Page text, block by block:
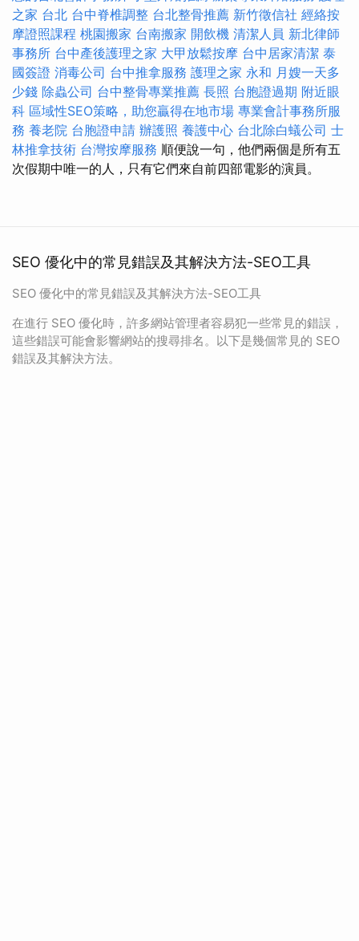
之家 台北 台中脊椎調整 台北整骨推薦 新竹徵信社 經絡按
摩證照課程 桃園搬家 台南搬家 開飲機 清潔人員 新北律師
事務所 台中產後護理之家 大甲放鬆按摩 台中居家清潔 泰
國簽證 消毒公司 台中推拿服務 護理之家 永和 月嫂一天多
少錢 除蟲公司 台中整骨專業推薦 長照 台胞證過期 附近眼
科 區域性SEO策略，助您贏得在地市場 專業會計事務所服
務 養老院 台胞證申請 辦護照 養護中心 台北除白蟻公司 士
林推拿技術 台灣按摩服務 順便說一句，他們兩個是所有五
次假期中唯一的人，只有它們來自前四部電影的演員。
SEO 優化中的常見錯誤及其解決方法-SEO工具
SEO 優化中的常見錯誤及其解決方法-SEO工具
在進行 SEO 優化時，許多網站管理者容易犯一些常見的錯誤，
這些錯誤可能會影響網站的搜尋排名。以下是幾個常見的 SEO
錯誤及其解決方法。